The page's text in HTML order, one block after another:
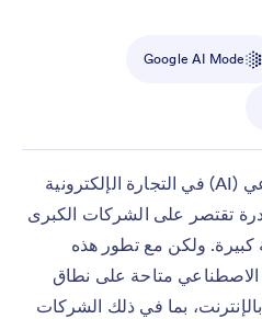
Google AI Mode
كان استخدام الذكاء الاصطناعي (AI) في التجارة الإلكترونية
تقتصر على الشركات الكبرى
كبيرة. ولكن مع تطور هذه
الاصطناعي متاحة على نطاق
بما في ذلك الشركات